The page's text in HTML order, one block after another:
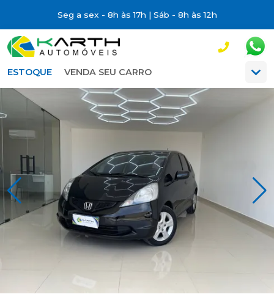
Seg a sex - 8h às 17h | Sáb - 8h às 12h
ESTOQUE VENDA SEU CARRO